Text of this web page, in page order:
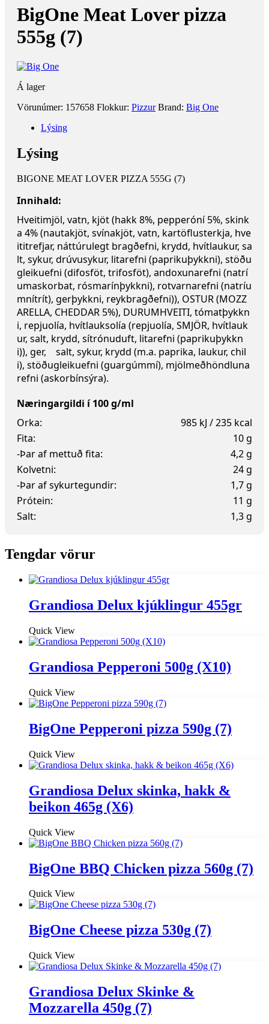
BigOne Meat Lover pizza
555g (7)
Á lager
Vörunúmer: 157658 Flokkur: Pizzur Brand: Big One
Lýsing
Lýsing
BIGONE MEAT LOVER PIZZA 555G (7)
Innihald:
Hveitimjöl, vatn, kjöt (hakk 8%, pepperóní 5%, skink
a 4% (nautakjöt, svínakjöt, vatn, kartöflusterkja, hve
ititrefjar, náttúrulegt bragðefni, krydd, hvítlaukur, sa
lt, sykur, drúvusykur, litarefni (paprikuþykkni), stöðu
gleikuefni (difosföt, trifosföt), andoxunarefni (natrí
umaskorbat, rósmarínþykkni), rotvarnarefni (natríu
mnítrít), gerþykkni, reykbragðefni)), OSTUR (MOZZ
ARELLA, CHEDDAR 5%), DURUMHVEITI, tómatþykkn
i, repjuolía, hvítlauksolía (repjuolía, SMJÖR, hvítlauk
ur, salt, krydd, sítrónuduft, litarefni (paprikuþykkn
i)), ger, salt, sykur, krydd (m.a. paprika, laukur, chil
i), stöðugleikuefni (guargúmmí), mjölmeðhöndluna
r­efni (askorbínsýra).
Næringargildi í 100 g/ml
Orka:
985 kJ / 235 kcal
Fita:
10 g
-Þar af mettuð fita:
4,2 g
Kolvetni:
24 g
-Þar af sykurtegundir:
1,7 g
Prótein:
11 g
Salt:
1,3 g
Tengdar vörur
Grandiosa Delux kjúklingur 455gr
Quick View
Grandiosa Pepperoni 500g (X10)
Quick View
BigOne Pepperoni pizza 590g (7)
Quick View
Grandiosa Delux skinka, hakk &
beikon 465g (X6)
Quick View
BigOne BBQ Chicken pizza 560g (7)
Quick View
BigOne Cheese pizza 530g (7)
Quick View
Grandiosa Delux Skinke &
Mozzarella 450g (7)